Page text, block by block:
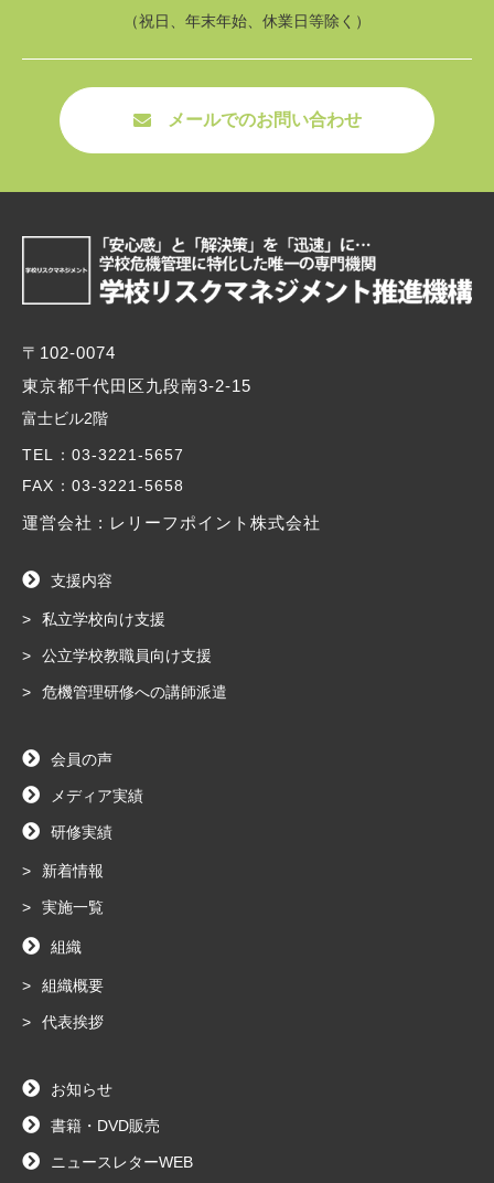
（祝日、年末年始、休業日等除く）
メールでのお問い合わせ
〒102-0074
東京都千代田区九段南3-2-15
富士ビル2階
TEL ：03-3221-5657
FAX ：03-3221-5658
運営会社 : レリーフポイント株式会社
支援内容
私立学校向け支援
公立学校教職員向け支援
危機管理研修への講師派遣
会員の声
メディア実績
研修実績
新着情報
実施一覧
組織
組織概要
代表挨拶
お知らせ
書籍・DVD販売
ニュースレターWEB